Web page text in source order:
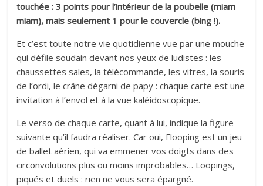
touchée : 3 points pour l’intérieur de la poubelle (miam
miam), mais seulement 1 pour le couvercle (bing !).
Et c’est toute notre vie quotidienne vue par une mouche
qui défile soudain devant nos yeux de ludistes : les
chaussettes sales, la télécommande, les vitres, la souris
de l’ordi, le crâne dégarni de papy : chaque carte est une
invitation à l’envol et à la vue kaléidoscopique.
Le verso de chaque carte, quant à lui, indique la figure
suivante qu’il faudra réaliser. Car oui, Flooping est un jeu
de ballet aérien, qui va emmener vos doigts dans des
circonvolutions plus ou moins improbables… Loopings,
piqués et duels : rien ne vous sera épargné.